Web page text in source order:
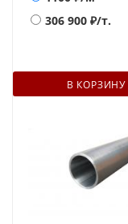
306 900 ₽/т.
В КОРЗИНУ